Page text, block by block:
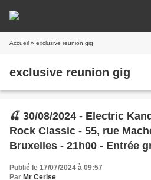
Accueil » exclusive reunion gig
exclusive reunion gig
🍒 30/08/2024 - Electric
Rock Classic - 55, rue
Bruxelles - 21h00 - Entrée
entrance
Publié le 17/07/2024 à 09:57
Par Mr Cerise